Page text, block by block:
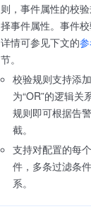
则，事件属性的校
择事件属性。事件
详情可参见下文的
节。
校验规则支持添
为“OR”的逻辑关
规则即可根据告
截。
支持对配置的每
件，多条过滤条
系。